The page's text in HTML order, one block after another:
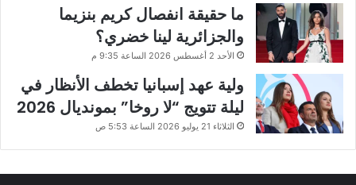
ما حقيقة انفصال كريم بنزيما
والجزائرية لينا خضري؟
الأحد 2 أغسطس 2026 الساعة 9:35 م
ولية عهد إسبانيا تخطف الأنظار في
ليلة تتويج “لا روخا” بمونديال 2026
الثلاثاء 21 يوليو 2026 الساعة 5:53 ص